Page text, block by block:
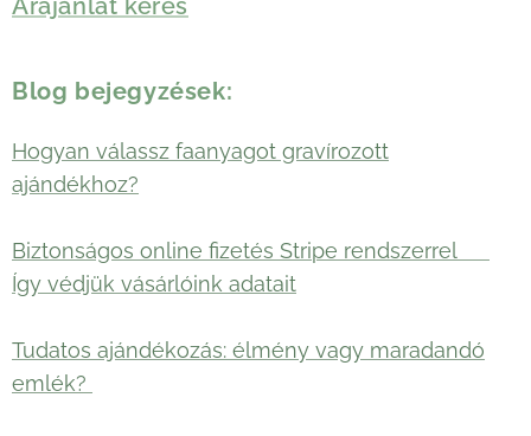
Árajánlat kérés
Blog bejegyzések:
Hogyan válassz faanyagot gravírozott
ajándékhoz?
Biztonságos online fizetés Stripe rendszerrel 🛡️
Így védjük vásárlóink adatait
Tudatos ajándékozás: élmény vagy maradandó
emlék?